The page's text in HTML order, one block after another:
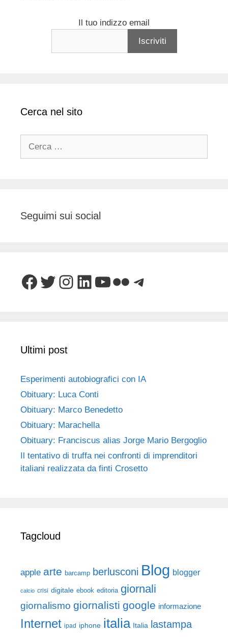
Il tuo indizzo email
Cerca nel sito
Seguimi sui social
Facebook
Twitter
Instagram
LinkedIn
YouTube
FlickrTelegram
Ultimi post
Esperimenti autobiografici con IA
Obituary: Luca Conti
Obituary: Marco Benedetto
Obituary: Marachella
Obituary: Franciscus alias Jorge Mario Bergoglio
Il tentativo di truffa nei confronti di imprenditori
italiani realizzata da finti Crosetto
Tagcloud
apple arte barcamp berlusconi Blog blogger
calcio crisi digitale ebook editoria giornali
giornalismo giornalisti google informazione
Internet ipad iphone italia Italia lastampa